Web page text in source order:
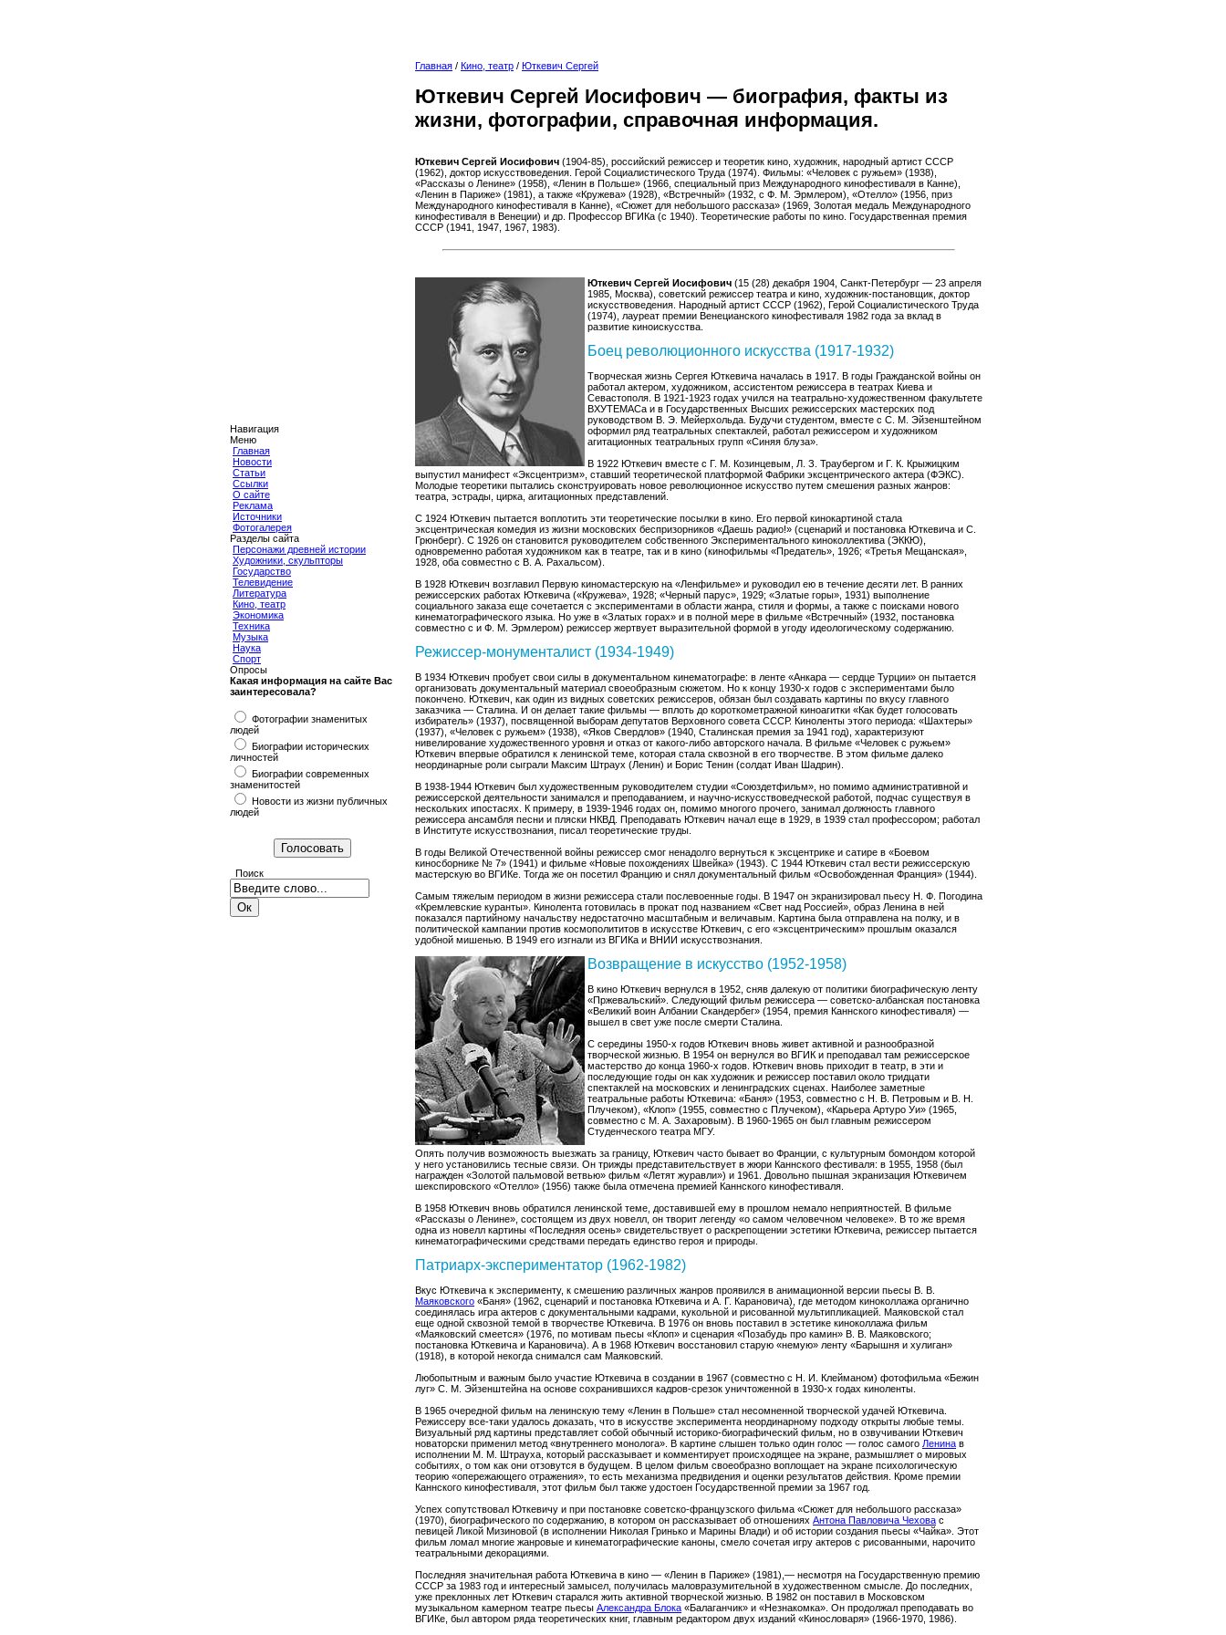
Навигация
Меню
Главная
Новости
Статьи
Ссылки
О сайте
Реклама
Источники
Фотогалерея
Разделы сайта
Персонажи древней истории
Художники, скульпторы
Государство
Телевидение
Литература
Кино, театр
Экономика
Техника
Музыка
Наука
Спорт
Опросы
Какая информация на сайте Вас
заинтересовала?
Фотографии знаменитых
людей
Биографии исторических
личностей
Биографии современных
знаменитостей
Новости из жизни публичных
людей
Поиск
Главная / Кино, театр / Юткевич Сергей
Юткевич Сергей Иосифович — биография, факты из
жизни, фотографии, справочная информация.
Юткевич Сергей Иосифович (1904-85), российский режиссер и теоретик кино, художник, народный артист СССР
(1962), доктор искусствоведения. Герой Социалистического Труда (1974). Фильмы: «Человек с ружьем» (1938),
«Рассказы о Ленине» (1958), «Ленин в Польше» (1966, специальный приз Международного кинофестиваля в Канне),
«Ленин в Париже» (1981), а также «Кружева» (1928), «Встречный» (1932, с Ф. М. Эрмлером), «Отелло» (1956, приз
Международного кинофестиваля в Канне), «Сюжет для небольшого рассказа» (1969, Золотая медаль Международного
кинофестиваля в Венеции) и др. Профессор ВГИКа (с 1940). Теоретические работы по кино. Государственная премия
СССР (1941, 1947, 1967, 1983).
Юткевич Сергей Иосифович (15 (28) декабря 1904, Санкт-Петербург — 23 апреля
1985, Москва), советский режиссер театра и кино, художник-постановщик, доктор
искусствоведения. Народный артист СССР (1962), Герой Социалистического Труда
(1974), лауреат премии Венецианского кинофестиваля 1982 года за вклад в
развитие киноискусства.
Боец революционного искусства (1917-1932)
Творческая жизнь Сергея Юткевича началась в 1917. В годы Гражданской войны он
работал актером, художником, ассистентом режиссера в театрах Киева и
Севастополя. В 1921-1923 годах учился на театрально-художественном факультете
ВХУТЕМАСа и в Государственных Высших режиссерских мастерских под
руководством В. Э. Мейерхольда. Будучи студентом, вместе с С. М. Эйзенштейном
оформил ряд театральных спектаклей, работал режиссером и художником
агитационных театральных групп «Синяя блуза».
В 1922 Юткевич вместе с Г. М. Козинцевым, Л. З. Траубергом и Г. К. Крыжицким
выпустил манифест «Эксцентризм», ставший теоретической платформой Фабрики эксцентрического актера (ФЭКС).
Молодые теоретики пытались сконструировать новое революционное искусство путем смешения разных жанров:
театра, эстрады, цирка, агитационных представлений.
С 1924 Юткевич пытается воплотить эти теоретические посылки в кино. Его первой кинокартиной стала
эксцентрическая комедия из жизни московских беспризорников «Даешь радио!» (сценарий и постановка Юткевича и С.
Грюнберг). С 1926 он становится руководителем собственного Экспериментального киноколлектива (ЭККЮ),
одновременно работая художником как в театре, так и в кино (кинофильмы «Предатель», 1926; «Третья Мещанская»,
1928, оба совместно с В. А. Рахальсом).
В 1928 Юткевич возглавил Первую киномастерскую на «Ленфильме» и руководил ею в течение десяти лет. В ранних
режиссерских работах Юткевича («Кружева», 1928; «Черный парус», 1929; «Златые горы», 1931) выполнение
социального заказа еще сочетается с экспериментами в области жанра, стиля и формы, а также с поисками нового
кинематографического языка. Но уже в «Златых горах» и в полной мере в фильме «Встречный» (1932, постановка
совместно с и Ф. М. Эрмлером) режиссер жертвует выразительной формой в угоду идеологическому содержанию.
Режиссер-монументалист (1934-1949)
В 1934 Юткевич пробует свои силы в документальном кинематографе: в ленте «Анкара — сердце Турции» он пытается
организовать документальный материал своеобразным сюжетом. Но к концу 1930-х годов с экспериментами было
покончено. Юткевич, как один из видных советских режиссеров, обязан был создавать картины по вкусу главного
заказчика — Сталина. И он делает такие фильмы — вплоть до короткометражной киноагитки «Как будет голосовать
избиратель» (1937), посвященной выборам депутатов Верховного совета СССР. Киноленты этого периода: «Шахтеры»
(1937), «Человек с ружьем» (1938), «Яков Свердлов» (1940, Сталинская премия за 1941 год), характеризуют
нивелирование художественного уровня и отказ от какого-либо авторского начала. В фильме «Человек с ружьем»
Юткевич впервые обратился к ленинской теме, которая стала сквозной в его творчестве. В этом фильме далеко
неординарные роли сыграли Максим Штраух (Ленин) и Борис Тенин (солдат Иван Шадрин).
В 1938-1944 Юткевич был художественным руководителем студии «Союздетфильм», но помимо административной и
режиссерской деятельности занимался и преподаванием, и научно-искусствоведческой работой, подчас существуя в
нескольких ипостасях. К примеру, в 1939-1946 годах он, помимо многого прочего, занимал должность главного
режиссера ансамбля песни и пляски НКВД. Преподавать Юткевич начал еще в 1929, в 1939 стал профессором; работал
в Институте искусствознания, писал теоретические труды.
В годы Великой Отечественной войны режиссер смог ненадолго вернуться к эксцентрике и сатире в «Боевом
киносборнике № 7» (1941) и фильме «Новые похождениях Швейка» (1943). С 1944 Юткевич стал вести режиссерскую
мастерскую во ВГИКе. Тогда же он посетил Францию и снял документальный фильм «Освобожденная Франция» (1944).
Самым тяжелым периодом в жизни режиссера стали послевоенные годы. В 1947 он экранизировал пьесу Н. Ф. Погодина
«Кремлевские куранты». Кинолента готовилась в прокат под названием «Свет над Россией», образ Ленина в ней
показался партийному начальству недостаточно масштабным и величавым. Картина была отправлена на полку, и в
политической кампании против космополититов в искусстве Юткевич, с его «эксцентрическим» прошлым оказался
удобной мишенью. В 1949 его изгнали из ВГИКа и ВНИИ искусствознания.
Возвращение в искусство (1952-1958)
В кино Юткевич вернулся в 1952, сняв далекую от политики биографическую ленту
«Пржевальский». Следующий фильм режиссера — советско-албанская постановка
«Великий воин Албании Скандербег» (1954, премия Каннского кинофестиваля) —
вышел в свет уже после смерти Сталина.
С середины 1950-х годов Юткевич вновь живет активной и разнообразной
творческой жизнью. В 1954 он вернулся во ВГИК и преподавал там режиссерское
мастерство до конца 1960-х годов. Юткевич вновь приходит в театр, в эти и
последующие годы он как художник и режиссер поставил около тридцати
спектаклей на московских и ленинградских сценах. Наиболее заметные
театральные работы Юткевича: «Баня» (1953, совместно с Н. В. Петровым и В. Н.
Плучеком), «Клоп» (1955, совместно с Плучеком), «Карьера Артуро Уи» (1965,
совместно с М. А. Захаровым). В 1960-1965 он был главным режиссером
Студенческого театра МГУ.
Опять получив возможность выезжать за границу, Юткевич часто бывает во Франции, с культурным бомондом которой
у него установились тесные связи. Он трижды представительствует в жюри Каннского фестиваля: в 1955, 1958 (был
награжден «Золотой пальмовой ветвью» фильм «Летят журавли») и 1961. Довольно пышная экранизация Юткевичем
шекспировского «Отелло» (1956) также была отмечена премией Каннского кинофестиваля.
В 1958 Юткевич вновь обратился ленинской теме, доставившей ему в прошлом немало неприятностей. В фильме
«Рассказы о Ленине», состоящем из двух новелл, он творит легенду «о самом человечном человеке». В то же время
одна из новелл картины «Последняя осень» свидетельствует о раскрепощении эстетики Юткевича, режиссер пытается
кинематографическими средствами передать единство героя и природы.
Патриарх-экспериментатор (1962-1982)
Вкус Юткевича к эксперименту, к смешению различных жанров проявился в анимационной версии пьесы В. В.
Маяковского «Баня» (1962, сценарий и постановка Юткевича и А. Г. Карановича), где методом киноколлажа органично
соединялась игра актеров с документальными кадрами, кукольной и рисованной мультипликацией. Маяковской стал
еще одной сквозной темой в творчестве Юткевича. В 1976 он вновь поставил в эстетике киноколлажа фильм
«Маяковский смеется» (1976, по мотивам пьесы «Клоп» и сценария «Позабудь про камин» В. В. Маяковского;
постановка Юткевича и Карановича). А в 1968 Юткевич восстановил старую «немую» ленту «Барышня и хулиган»
(1918), в которой некогда снимался сам Маяковский.
Любопытным и важным было участие Юткевича в создании в 1967 (совместно с Н. И. Клейманом) фотофильма «Бежин
луг» С. М. Эйзенштейна на основе сохранившихся кадров-срезок уничтоженной в 1930-х годах киноленты.
В 1965 очередной фильм на ленинскую тему «Ленин в Польше» стал несомненной творческой удачей Юткевича.
Режиссеру все-таки удалось доказать, что в искусстве эксперимента неординарному подходу открыты любые темы.
Визуальный ряд картины представляет собой обычный историко-биографический фильм, но в озвучивании Юткевич
новаторски применил метод «внутреннего монолога». В картине слышен только один голос — голос самого Ленина в
исполнении М. М. Штрауха, который рассказывает и комментирует происходящее на экране, размышляет о мировых
событиях, о том как они отзовутся в будущем. В целом фильм своеобразно воплощает на экране психологическую
теорию «опережающего отражения», то есть механизма предвидения и оценки результатов действия. Кроме премии
Каннского кинофестиваля, этот фильм был также удостоен Государственной премии за 1967 год.
Успех сопутствовал Юткевичу и при постановке советско-французского фильма «Сюжет для небольшого рассказа»
(1970), биографического по содержанию, в котором он рассказывает об отношениях Антона Павловича Чехова с
певицей Ликой Мизиновой (в исполнении Николая Гринько и Марины Влади) и об истории создания пьесы «Чайка». Этот
фильм ломал многие жанровые и кинематографические каноны, смело сочетая игру актеров с рисованными, нарочито
театральными декорациями.
Последняя значительная работа Юткевича в кино — «Ленин в Париже» (1981),— несмотря на Государственную премию
СССР за 1983 год и интересный замысел, получилась маловразумительной в художественном смысле. До последних,
уже преклонных лет Юткевич старался жить активной творческой жизнью. В 1982 он поставил в Московском
музыкальном камерном театре пьесы Александра Блока «Балаганчик» и «Незнакомка». Он продолжал преподавать во
ВГИКе, был автором ряда теоретических книг, главным редактором двух изданий «Кинословаря» (1966-1970, 1986).